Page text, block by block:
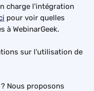
charge l'intégration
pour voir quelles
à WebinarGeek.
sur l'utilisation de
Nous proposons